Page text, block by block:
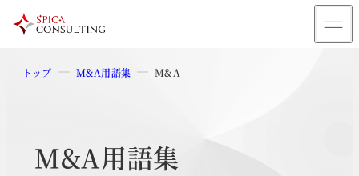
トップ M&A用語集 M&A
M&A用語集